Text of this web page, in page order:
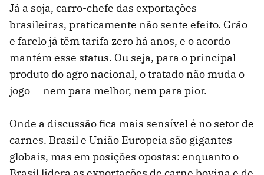
Já a soja, carro-chefe das exportações
brasileiras, praticamente não sente efeito. Grão
e farelo já têm tarifa zero há anos, e o acordo
mantém esse status. Ou seja, para o principal
produto do agro nacional, o tratado não muda o
jogo — nem para melhor, nem para pior.
Onde a discussão fica mais sensível é no setor de
carnes. Brasil e União Europeia são gigantes
globais, mas em posições opostas: enquanto o